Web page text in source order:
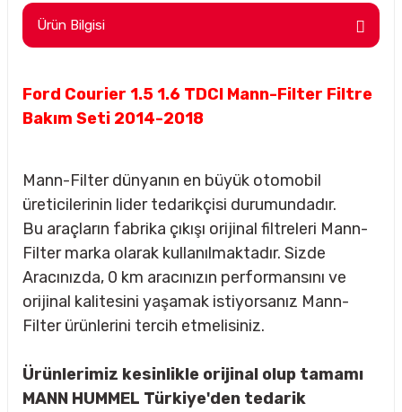
Ürün Bilgisi
Ford Courier 1.5 1.6 TDCI Mann-Filter Filtre
Bakım Seti 2014-2018
Mann-Filter dünyanın en büyük otomobil
üreticilerinin lider tedarikçisi durumundadır.
Bu araçların fabrika çıkışı orijinal filtreleri Mann-
Filter marka olarak kullanılmaktadır. Sizde
Aracınızda, 0 km aracınızın performansını ve
orijinal kalitesini yaşamak istiyorsanız Mann-
Filter ürünlerini tercih etmelisiniz.
Ürünlerimiz kesinlikle orijinal olup tamamı
MANN HUMMEL Türkiye'den tedarik